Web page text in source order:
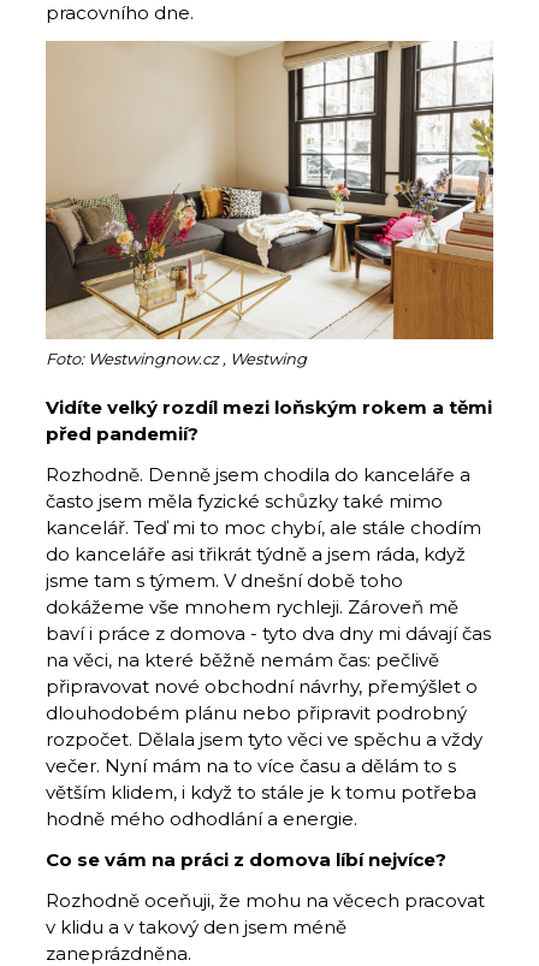
pracovního dne.
Foto: Westwingnow.cz , Westwing
Vidíte velký rozdíl mezi loňským rokem a těmi
před pandemií?
Rozhodně. Denně jsem chodila do kanceláře a
často jsem měla fyzické schůzky také mimo
kancelář. Teď mi to moc chybí, ale stále chodím
do kanceláře asi třikrát týdně a jsem ráda, když
jsme tam s týmem. V dnešní době toho
dokážeme vše mnohem rychleji. Zároveň mě
baví i práce z domova - tyto dva dny mi dávají čas
na věci, na které běžně nemám čas: pečlivě
připravovat nové obchodní návrhy, přemýšlet o
dlouhodobém plánu nebo připravit podrobný
rozpočet. Dělala jsem tyto věci ve spěchu a vždy
večer. Nyní mám na to více času a dělám to s
větším klidem, i když to stále je k tomu potřeba
hodně mého odhodlání a energie.
Co se vám na práci z domova líbí nejvíce?
Rozhodně oceňuji, že mohu na věcech pracovat
v klidu a v takový den jsem méně
zaneprázdněna.